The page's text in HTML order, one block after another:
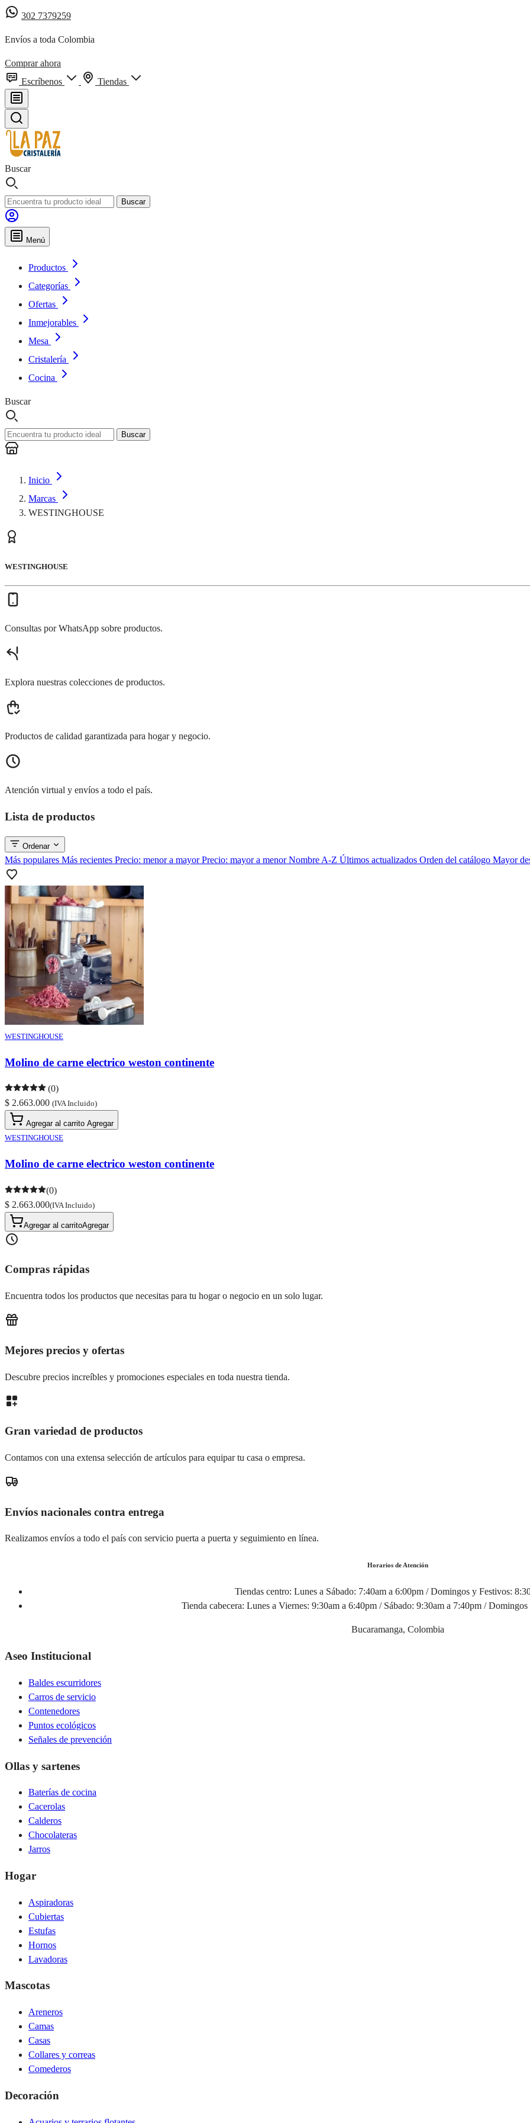
302 7379259
Envíos a toda Colombia
Comprar ahora
Escríbenos
Tiendas
Buscar
Buscar
Menú
Productos
Categorías
Ofertas
Inmejorables
Mesa
Cristalería
Cocina
Buscar
Buscar
Inicio
Marcas
WESTINGHOUSE
WESTINGHOUSE
Consultas por WhatsApp sobre productos.
Explora nuestras colecciones de productos.
Productos de calidad garantizada para hogar y negocio.
Atención virtual y envíos a todo el país.
Lista de productos
Ordenar
Más populares Más recientes Precio: menor a mayorPrecio: mayor a menorNombre A-Z Últimos actualizados Orden del catálogo Mayor
WESTINGHOUSE
Molino de carne electrico weston continente
(0)
$ 2.663.000 (IVA Incluido)
Agregar al carrito Agregar
WESTINGHOUSE
Molino de carne electrico weston continente
(0)
$ 2.663.000(IVA Incluido)
Agregar al carritoAgregar
Compras rápidas
Encuentra todos los productos que necesitas para tu hogar o negocio en un solo lugar.
Mejores precios y ofertas
Descubre precios increíbles y promociones especiales en toda nuestra tienda.
Gran variedad de productos
Contamos con una extensa selección de artículos para equipar tu casa o empresa.
Envíos nacionales contra entrega
Realizamos envíos a todo el país con servicio puerta a puerta y seguimiento en línea.
Horarios de Atención
Tiendas centro: Lunes a Sábado: 7:40am a 6:00pm / Domingos y Festivos:
Tienda cabecera: Lunes a Viernes: 9:30am a 6:40pm / Sábado: 9:30am a 7:40pm /
Bucaramanga, Colombia
Aseo Institucional
Baldes escurridores
Carros de servicio
Contenedores
Puntos ecológicos
Señales de prevención
Ollas y sartenes
Baterías de cocina
Cacerolas
Calderos
Chocolateras
Jarros
Hogar
Aspiradoras
Cubiertas
Estufas
Hornos
Lavadoras
Mascotas
Areneros
Camas
Casas
Collares y correas
Comederos
Decoración